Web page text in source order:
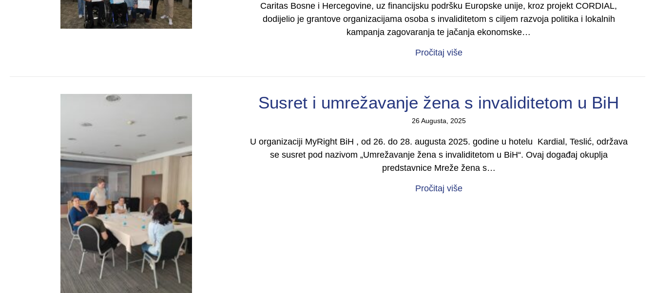
Caritas Bosne i Hercegovine, uz financijsku podršku Europske unije, kroz projekt CORDIAL,
dodijelio je grantove organizacijama osoba s invaliditetom s ciljem razvoja politika i lokalnih
kampanja zagovaranja te jačanja ekonomske…
Pročitaj višeabout Caritas BiH za podršku projektima
Susret i umrežavanje žena s invaliditetom u BiH
26 Augusta, 2025
U organizaciji MyRight BiH , od 26. do 28. augusta 2025. godine u hotelu Kardial, Teslić, održava
se susret pod nazivom „Umrežavanje žena s invaliditetom u BiH“. Ovaj događaj okuplja
predstavnice Mreže žena s…
Pročitaj višeabout Susret i umrežavanje žena s invaliditetom